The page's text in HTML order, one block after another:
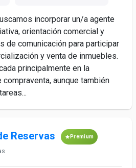
incorporar un/a agente
orientación comercial y
de comunicación para participar
y venta de inmuebles.
principalmente en la
aunque también
Reservas Premium